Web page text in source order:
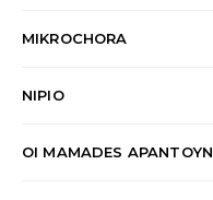
MIKROCHORA
NIPIO
OI MAMADES APANTOYN